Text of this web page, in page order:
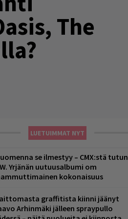
The
LUETUIMMAT NYT
se ilmestyy – CMX:stä tutun
Yrjänän uutuusalbumi om
kokonaisuus
graffitista kiinni jäänyt
Arhinmäki jälleen spraypullo